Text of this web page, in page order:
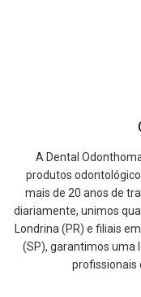
A Dental
produtos
mais de 20 anos de
diariamente, unimos
Londrina (PR) e filiais
(SP), garantimos uma
profissionais